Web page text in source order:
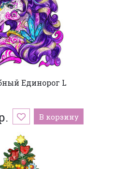
Единорог L
В корзину